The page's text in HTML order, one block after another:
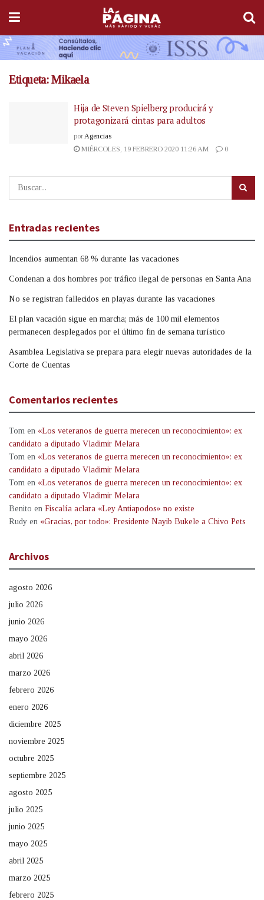
Etiqueta:Mikaela
Hija de Steven Spielberg producirá y
protagonizará cintas para adultos
por Agencias
MIÉRCOLES, 19 FEBRERO 2020 11:26 AM
0
Entradas recientes
Incendios aumentan 68 % durante las vacaciones
Condenan a dos hombres por tráfico ilegal de personas en Santa Ana
No se registran fallecidos en playas durante las vacaciones
El plan vacación sigue en marcha; más de 100 mil elementos
permanecen desplegados por el último fin de semana turístico
Asamblea Legislativa se prepara para elegir nuevas autoridades de la
Corte de Cuentas
Comentarios recientes
Tom en «Los veteranos de guerra merecen un reconocimiento»: ex
candidato a diputado Vladimir Melara
Tom en «Los veteranos de guerra merecen un reconocimiento»: ex
candidato a diputado Vladimir Melara
Tom en «Los veteranos de guerra merecen un reconocimiento»: ex
candidato a diputado Vladimir Melara
Benito en Fiscalía aclara «Ley Antiapodos» no existe
Rudy en «Gracias, por todo»: Presidente Nayib Bukele a Chivo Pets
Archivos
agosto 2026
julio 2026
junio 2026
mayo 2026
abril 2026
marzo 2026
febrero 2026
enero 2026
diciembre 2025
noviembre 2025
octubre 2025
septiembre 2025
agosto 2025
julio 2025
junio 2025
mayo 2025
abril 2025
marzo 2025
febrero 2025